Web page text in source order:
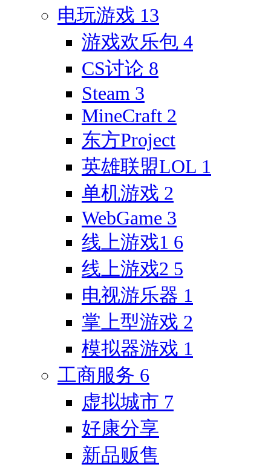
电玩游戏 13
游戏欢乐包 4
CS讨论 8
Steam 3
MineCraft 2
东方Project
英雄联盟LOL 1
单机游戏 2
WebGame 3
线上游戏1 6
线上游戏2 5
电视游乐器 1
掌上型游戏 2
模拟器游戏 1
工商服务 6
虚拟城市 7
好康分享
新品贩售